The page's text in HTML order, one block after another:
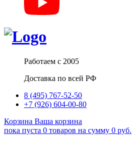
Работаем с 2005
Доставка по всей РФ
8 (495) 767-52-50
+7 (926) 604-00-80
Корзина Ваша корзина
пока пуста 0 товаров на сумму 0 руб.